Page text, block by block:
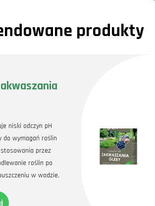
produkty
niski odczyn pH
do wymagań roślin
przez
roślin po
w wodzie.